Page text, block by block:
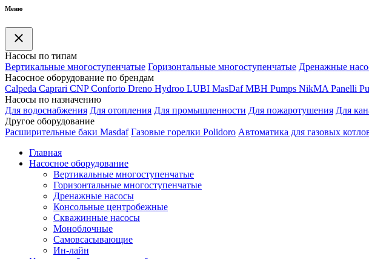
Меню
Насосы по типам
Вертикальные многоступенчатые Горизонтальные многоступенчатые Дренажные
Насосное оборудование по брендам
Calpeda Caprari CNP Conforto Dreno Hydroo LUBI MasDaf MBH Pumps NikMA Panelli
Насосы по назначению
Для водоснабжения Для отопления Для промышленности Для пожаротушения Для
Другое оборудование
Расширительные баки Masdaf Газовые горелки Polidoro Автоматика для газовых
Главная
Насосное оборудование
Вертикальные многоступенчатые
Горизонтальные многоступенчатые
Дренажные насосы
Консольные центробежные
Скважинные насосы
Моноблочные
Самовсасывающие
Ин-лайн